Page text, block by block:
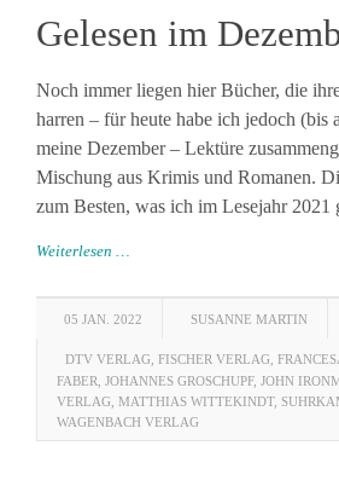
Gelesen im
Noch immer liegen hier Bücher, die
harren – für heute habe ich jedoch (bis
meine Dezember – Lektüre
Mischung aus Krimis und Romanen.
zum Besten, was ich im Lesejahr 2021
Weiterlesen …
05 JAN. 2022 SUSANNE MARTIN
DTV VERLAG FISCHER VERLAG
FABER JOHANNES GROSCHUPF, JOHN
VERLAG MATTHIAS WITTEKINDT,
WAGENBACH VERLAG